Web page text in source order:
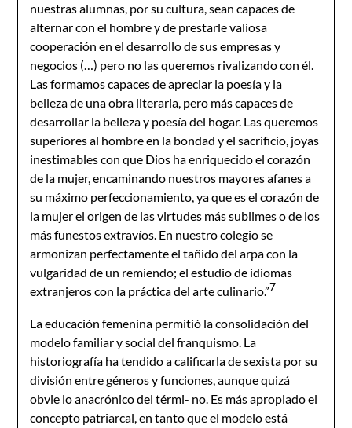
nuestras alumnas, por su cultura, sean capaces de
alternar con el hombre y de prestarle valiosa
cooperación en el desarrollo de sus empresas y
negocios (…) pero no las queremos rivalizando con él.
Las formamos capaces de apreciar la poesía y la
belleza de una obra literaria, pero más capaces de
desarrollar la belleza y poesía del hogar. Las queremos
superiores al hombre en la bondad y el sacrificio, joyas
inestimables con que Dios ha enriquecido el corazón
de la mujer, encaminando nuestros mayores afanes a
su máximo perfeccionamiento, ya que es el corazón de
la mujer el origen de las virtudes más sublimes o de los
más funestos extravíos. En nuestro colegio se
armonizan perfectamente el tañido del arpa con la
vulgaridad de un remiendo; el estudio de idiomas
extranjeros con la práctica del arte culinario.”7
La educación femenina permitió la consolidación del
modelo familiar y social del franquismo. La
historiografía ha tendido a calificarla de sexista por su
división entre géneros y funciones, aunque quizá
obvie lo anacrónico del térmi- no. Es más apropiado el
concepto patriarcal, en tanto que el modelo está